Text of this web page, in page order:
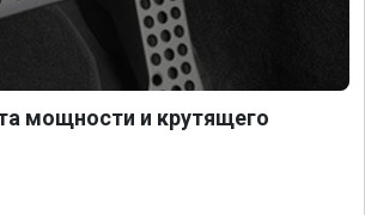
мощности и крутящего